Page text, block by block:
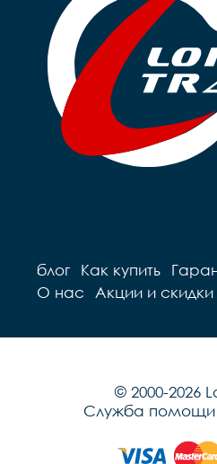
блог Как купить
О нас
Акции и скидки
© 2000-2026
Служба помощи